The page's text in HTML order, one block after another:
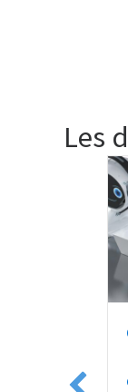
Les